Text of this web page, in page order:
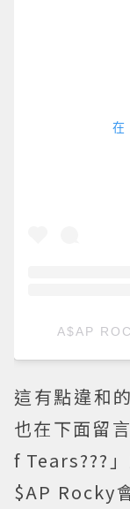
在
A$AP
這有點違和
也在下面留
f Tears???
$AP Rocky